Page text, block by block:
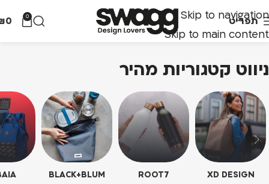
Skip to navigation
Skip to main content
תפריט 0
0
ניווט קטגוריות מהיר
XD DESIGN
ROOT7
BLACK+BLUM